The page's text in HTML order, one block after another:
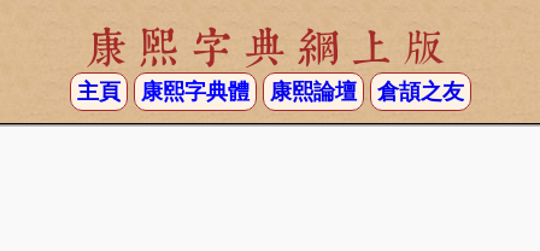
康熙字典網上版
主頁 康熙字典體 康熙論壇 倉頡之友